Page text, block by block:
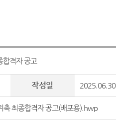
합격자 공고
작성일 2025.06.30
촉 최종합격자 공고(배포용).hwp